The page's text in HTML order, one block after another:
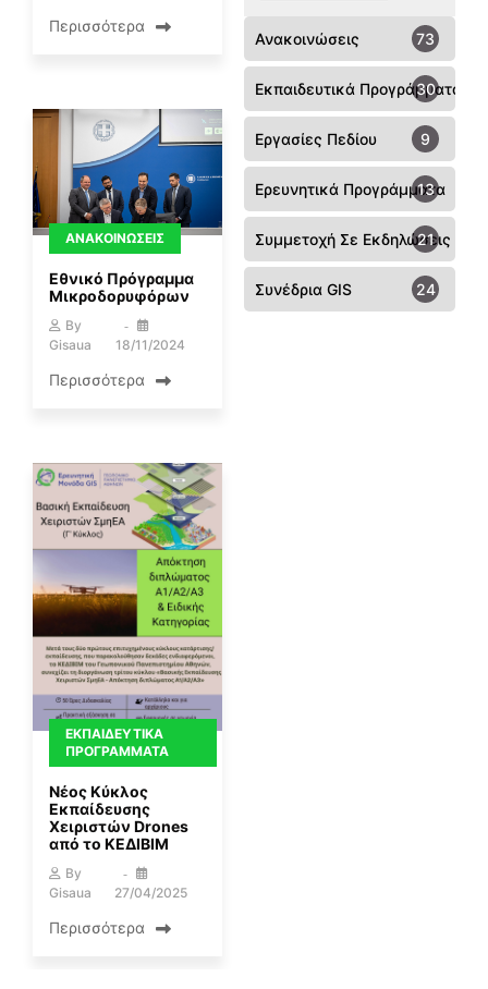
Περισσότερα
ΑΝΑΚΟΙΝΏΣΕΙΣ
Εθνικό Πρόγραμμα
Μικροδορυφόρων
By
Gisaua
18/11/2024
Περισσότερα
ΕΚΠΑΙΔΕΥΤΙΚΆ
ΠΡΟΓΡΆΜΜΑΤΑ
Νέος Κύκλος
Εκπαίδευσης
Χειριστών Drones
από το ΚΕΔΙΒΙΜ
By
Gisaua
27/04/2025
Περισσότερα
Ανακοινώσεις 73
Εκπαιδευτικά Προγράμματα
30
Εργασίες Πεδίου 9
Ερευνητικά Προγράμματα
13
Συμμετοχή Σε Εκδηλώσεις -
21
Συνέδρια GIS 24